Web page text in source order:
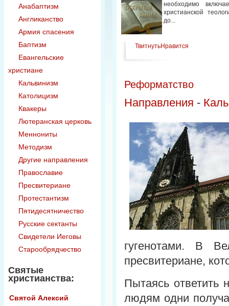
Анабаптизм
Англиканство
Армия спасения
Баптизм
Евангельские
христиане
Кальвинизм
Католицизм
Квакеры
Лютеранская церковь
Меннониты
Методизм
Другие направления
Православие
Пресвитериане
Протестантизм
Пятидесятничество
Русские сектанты
Свидетели Иеговы
Старообрядчество
Святые
христианства:
Святой Алексий
необходимо
христианской
до...
ТвитнутьНравится
Реформатство
Направления -
гугенотами. В
пресвитериане,
Пытаясь
людям одни